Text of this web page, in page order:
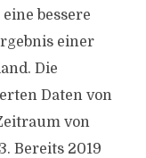
bessere
einer
Die
Daten von
von
Bereits 2019